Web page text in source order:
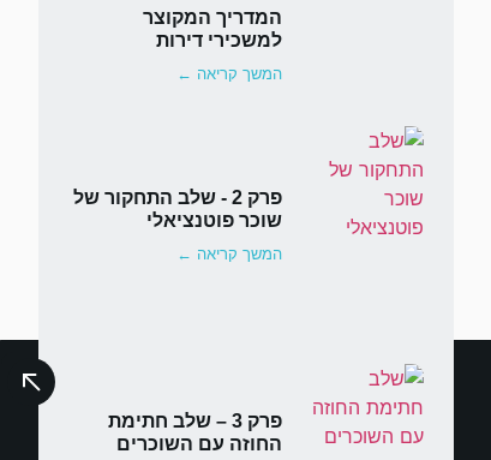
דלית מרדכי
88 3.5 חדרי
מקלט בבניין
המדריך המקוצר
למשכירי דירות
המשך קריאה ←
פרק 2 - שלב התחקור של
שוכר פוטנציאלי
המשך קריאה ←
פרק 3 – שלב חתימת
החוזה עם השוכרים